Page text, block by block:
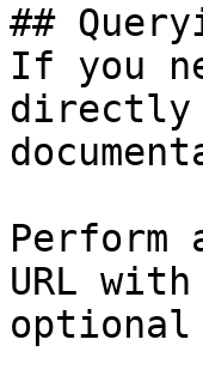
##
If you
directly
Perform
URL
optional